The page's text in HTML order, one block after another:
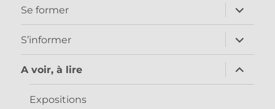
Se former
ouvrir
le
sous-
menu
S’informer
ouvrir
le
sous-
menu
A voir, à lire
ouvrir
le
sous-
Expositions